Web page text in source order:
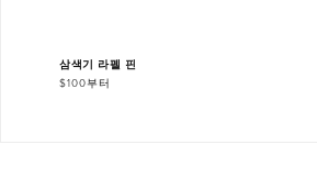
삼색기 라펠 핀
$100부터